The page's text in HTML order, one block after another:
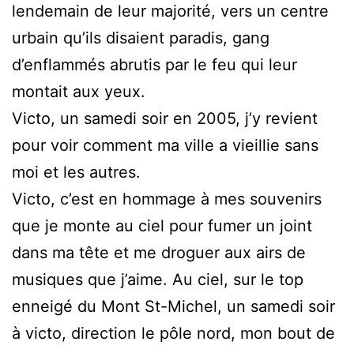
lendemain de leur majorité, vers un centre
urbain qu’ils disaient paradis, gang
d’enflammés abrutis par le feu qui leur
montait aux yeux.
Victo, un samedi soir en 2005, j’y revient
pour voir comment ma ville a vieillie sans
moi et les autres.
Victo, c’est en hommage à mes souvenirs
que je monte au ciel pour fumer un joint
dans ma tête et me droguer aux airs de
musiques que j’aime. Au ciel, sur le top
enneigé du Mont St-Michel, un samedi soir
à victo, direction le pôle nord, mon bout de